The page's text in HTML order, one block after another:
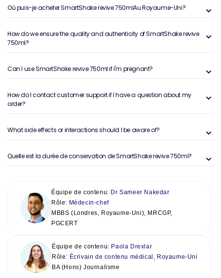
Où puis-je acheter SmartShake revive 750mlAu Royaume-Uni?
How do we ensure the quality and authenticity of SmartShake revive
750ml?
Can I use SmartShake revive 750ml if I'm pregnant?
How do I contact customer support if I have a question about my
order?
What side effects or interactions should I be aware of?
Quelle est la durée de conservation de SmartShake revive 750ml?
Équipe de contenu: Dr Sameer Nakedar
Rôle: Médecin-chef
MBBS (Londres, Royaume-Uni), MRCGP,
PGCERT
Équipe de contenu: Paola Drexlar
Rôle: Écrivain de contenu médical, Royaume-Uni
BA (Hons) Journalisme